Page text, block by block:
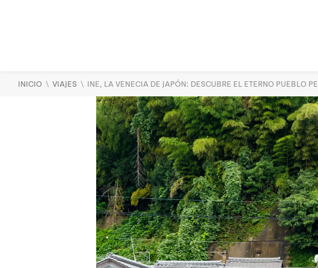
INICIO \ VIAJES \ INE, LA VENECIA DE JAPÓN: DESCUBRE EL ETERNO PUEBLO